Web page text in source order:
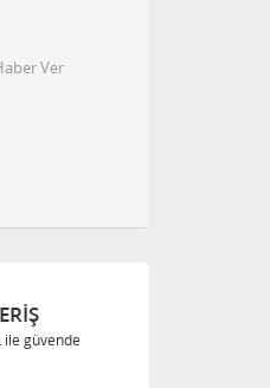
Ver
KREDI KARTLARINA
Taksitli Satış